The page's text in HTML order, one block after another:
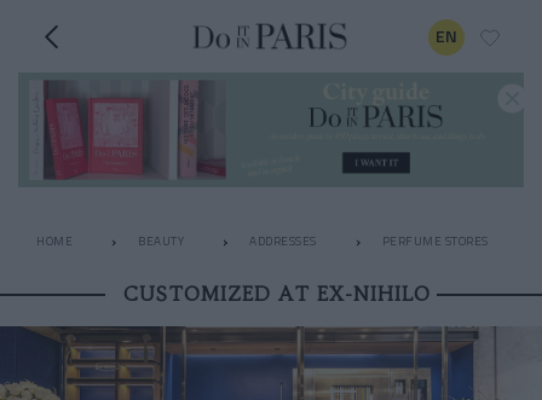
EN
HOME BEAUTY ADDRESSES PERFUME STORES
CUSTOMIZED AT EX-NIHILO